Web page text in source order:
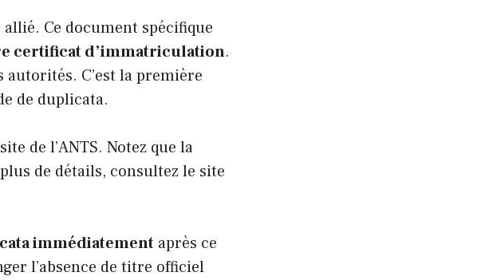
Ce document spécifique
certificat d’immatriculation.
C’est la première
de duplicata.
de l’ANTS. Notez que la
de détails, consultez le site
immédiatement après ce
l’absence de titre officiel